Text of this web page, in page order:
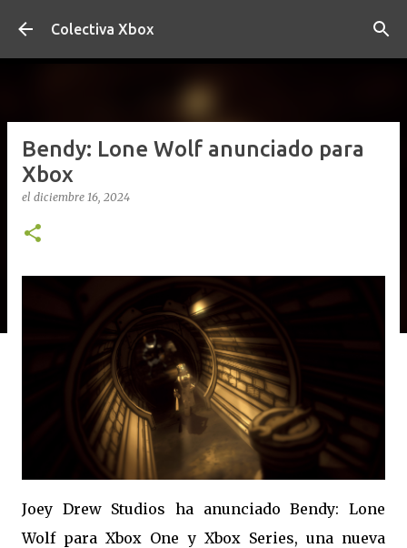
Ir al contenido principal
Colectiva Xbox
Bendy: Lone Wolf anunciado para
Xbox
el diciembre 16, 2024
Joey Drew Studios ha anunciado Bendy: Lone
Wolf para Xbox One y Xbox Series, una nueva